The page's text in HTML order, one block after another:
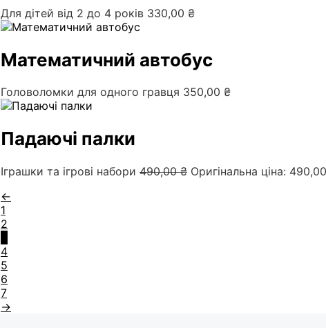
Для дітей від 2 до 4 років 330,00 ₴
Математичний автобус
Головоломки для одного гравця 350,00 ₴
Падаючі палки
Іграшки та ігрові набори 490,00₴ Оригінальна ціна:
←
1
2
4
5
6
7
→